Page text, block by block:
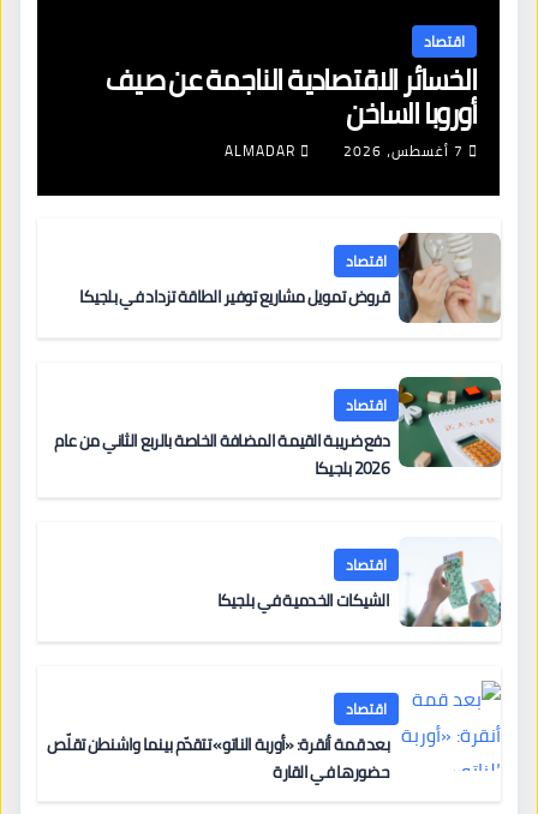
اقتصاد
الخسائر الاقتصادية الناجمة عن صيف
أوروبا الساخن
7 أغسطس، 2026 ALMADAR
اقتصاد
قروض تمويل مشاريع توفير الطاقة تزداد في بلجيكا
اقتصاد
دفع ضريبة القيمة المضافة الخاصة بالربع الثاني من عام
2026 بلجيكا
اقتصاد
الشيكات الخدمية في بلجيكا
اقتصاد
بعد قمة أنقرة: «أوربة الناتو» تتقدّم بينما واشنطن تقلّص
حضورها في القارة